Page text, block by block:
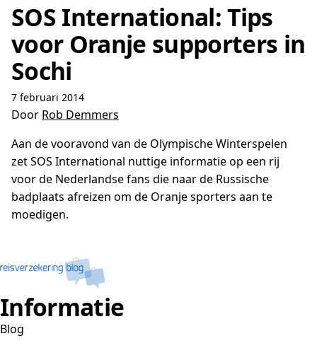
SOS International: Tips
voor Oranje supporters in
Sochi
7 februari 2014
Door Rob Demmers
Aan de vooravond van de Olympische Winterspelen
zet SOS International nuttige informatie op een rij
voor de Nederlandse fans die naar de Russische
badplaats afreizen om de Oranje sporters aan te
moedigen.
Informatie
Blog